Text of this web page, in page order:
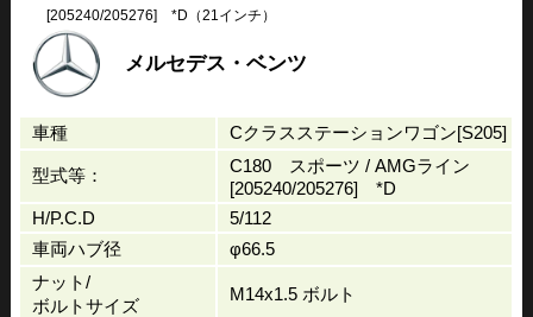
[205240/205276] *D（21インチ）
メルセデス・ベンツ
車種 Cクラスステーションワゴン[S205]
型式等：
C180 スポーツ / AMGライン
[205240/205276] *D
H/P.C.D
5/112
車両ハブ径
φ66.5
ナット/
ボルトサイズ
M14x1.5 ボルト